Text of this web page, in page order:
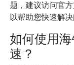
题，建议访问官
以帮助您快速解
如何使用
速？